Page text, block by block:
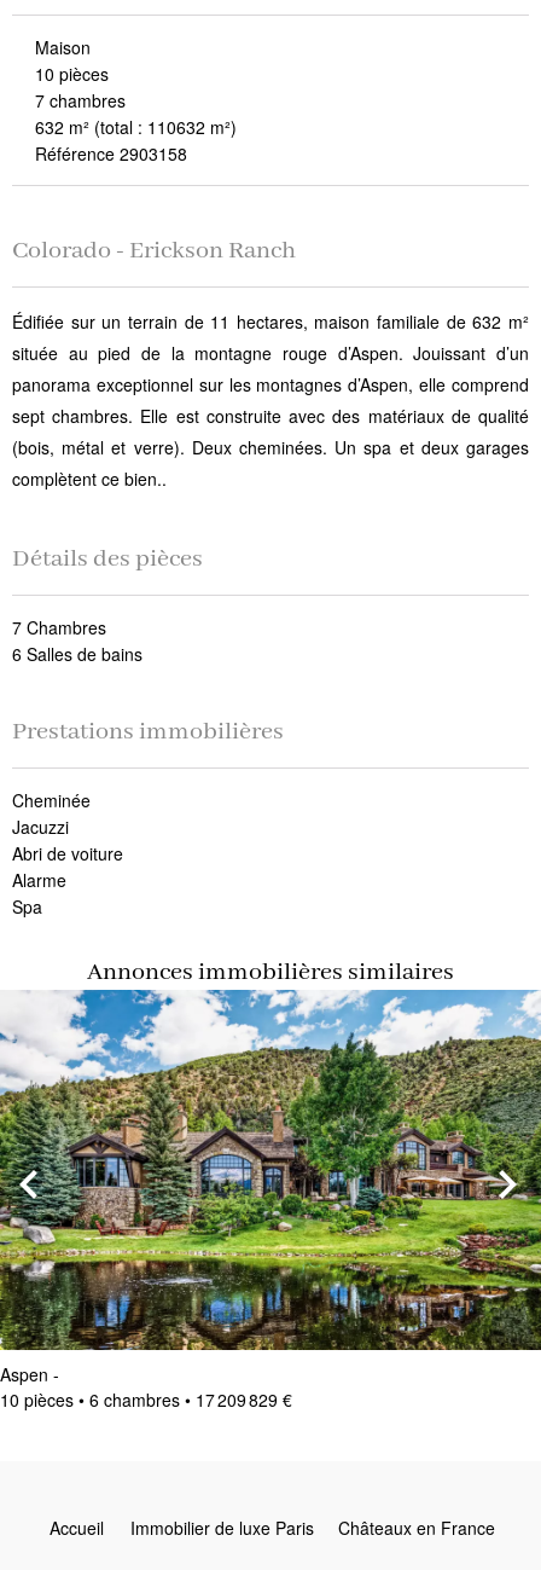
Maison
10 pièces
7 chambres
632 m² (total : 110632 m²)
Référence 2903158
Colorado - Erickson Ranch
Édifiée sur un terrain de 11 hectares, maison familiale de 632 m²
située au pied de la montagne rouge d’Aspen. Jouissant d’un
panorama exceptionnel sur les montagnes d’Aspen, elle comprend
sept chambres. Elle est construite avec des matériaux de qualité
(bois, métal et verre). Deux cheminées. Un spa et deux garages
complètent ce bien..
Détails des pièces
7 Chambres
6 Salles de bains
Prestations immobilières
Cheminée
Jacuzzi
Abri de voiture
Alarme
Spa
Annonces immobilières similaires
Aspen -
10 pièces • 6 chambres • 17 209 829 €
Accueil Immobilier de luxe Paris Châteaux en France